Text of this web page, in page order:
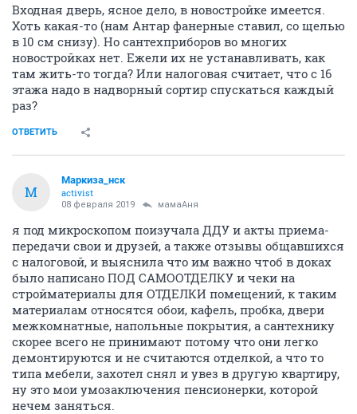
Входная дверь, ясное дело, в новостройке имеется.
Хоть какая-то (нам Антар фанерные ставил, со щелью
в 10 см снизу). Но сантехприборов во многих
новостройках нет. Ежели их не устанавливать, как
там жить-то тогда? Или налоговая считает, что с 16
этажа надо в надворный сортир спускаться каждый
раз?
ОТВЕТИТЬ
М
Маркиза_нск
activist
08 февраля 2019 мамаАня
я под микроскопом поизучала ДДУ и акты приема-
передачи свои и друзей, а также отзывы общавшихся
с налоговой, и выяснила что им важно чтоб в доках
было написано ПОД САМООТДЕЛКУ и чеки на
стройматериалы для ОТДЕЛКИ помещений, к таким
материалам относятся обои, кафель, пробка, двери
межкомнатные, напольные покрытия, а сантехнику
скорее всего не принимают потому что они легко
демонтируются и не считаются отделкой, а что то
типа мебели, захотел снял и увез в другую квартиру,
ну это мои умозаключения пенсионерки, которой
нечем заняться.